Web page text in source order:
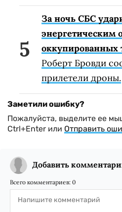
За ночь СБС
энергетическим
оккупированных
Роберт Бровди
прилетели дроны.
Заметили ошибку?
Пожалуйста, выделите ее
Ctrl+Enter или Отправить
Добавить
Всего комментариев: 0